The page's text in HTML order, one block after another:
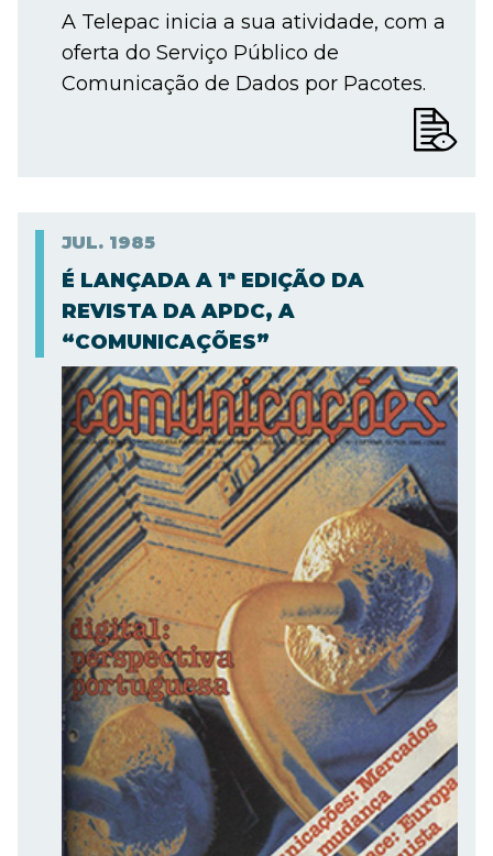
A Telepac inicia a sua atividade, com a
oferta do Serviço Público de
Comunicação de Dados por Pacotes.
JUL. 1985
É LANÇADA A 1ª EDIÇÃO DA
REVISTA DA APDC, A
“COMUNICAÇÕES”